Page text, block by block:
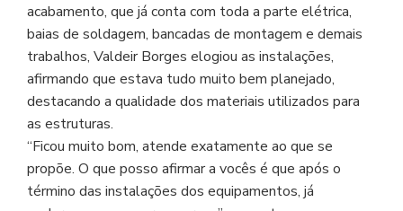
acabamento, que já conta com toda a parte elétrica,
baias de soldagem, bancadas de montagem e demais
trabalhos, Valdeir Borges elogiou as instalações,
afirmando que estava tudo muito bem planejado,
destacando a qualidade dos materiais utilizados para
as estruturas.
“Ficou muito bom, atende exatamente ao que se
propõe. O que posso afirmar a vocês é que após o
término das instalações dos equipamentos, já